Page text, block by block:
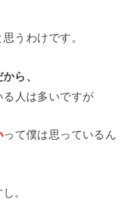
うわけです。
ら、
る人は多いですが
って僕は思っているん
。